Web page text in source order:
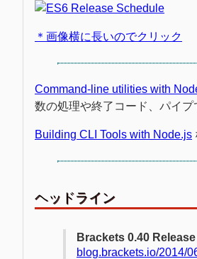
＊画像横に長いのでクリック
Command-line utilities with
数の処理や終了コード、パイ
Building CLI Tools with Node.js
ヘッドライン
Brackets 0.40
blog.brackets.io/2014/